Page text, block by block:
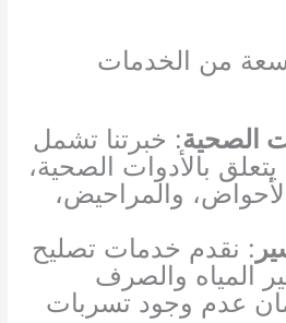
من الخدمات
الصحية: خبرتنا تشمل
بالأدوات الصحية،
والمراحيض،
: نقدم خدمات تصليح
المياه والصرف
عدم وجود تسربات